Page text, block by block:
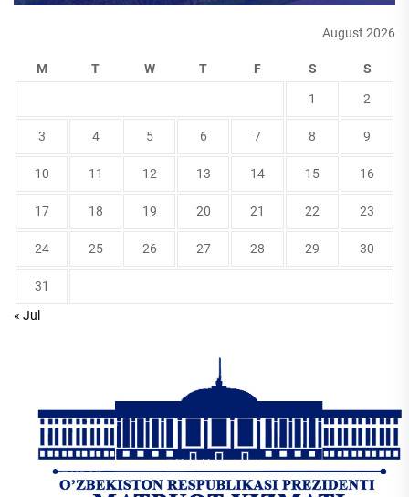
August 2026
M T W T F S S
1 2
3 4 5 6 7 8 9
10 11 12 13 14 15 16
17 18 19 20 21 22 23
24 25 26 27 28 29 30
31
« Jul